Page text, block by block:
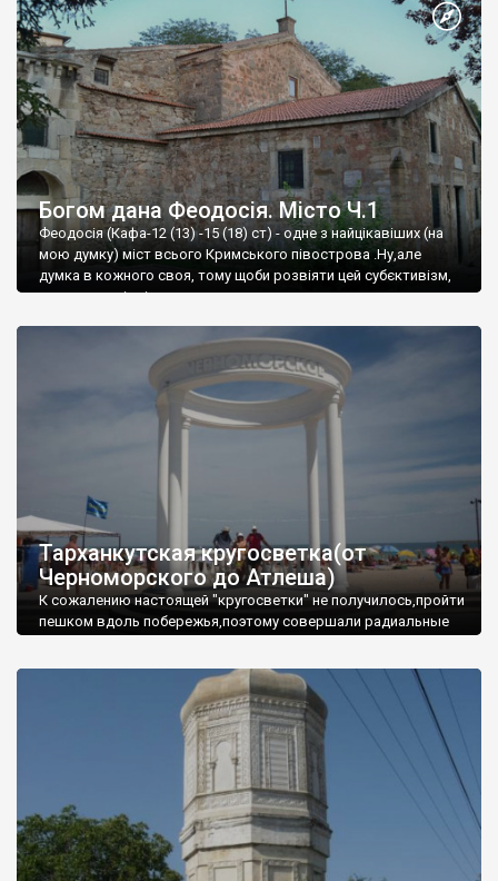
Богом дана Феодосія. Місто Ч.1
Феодосія (Кафа-12 (13) -15 (18) ст) - одне з найцікавіших (на
мою думку) міст всього Кримського півострова .Ну,але
думка в кожного своя, тому щоби розвіяти цей субєктивізм,
запрошую відвідати це
Тарханкутская кругосветка(от
Черноморского до Атлеша)
К сожалению настоящей "кругосветки" не получилось,пройти
пешком вдоль побережья,поэтому совершали радиальные